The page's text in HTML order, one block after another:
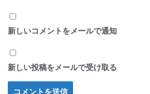
新しいコメントをメールで通知
新しい投稿をメールで受け取る